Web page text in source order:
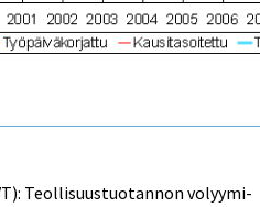
Teollisuustuotannon volyymi-